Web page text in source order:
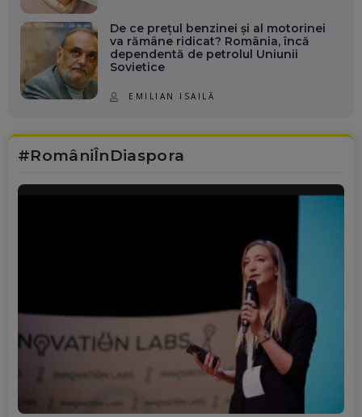
De ce prețul benzinei și al motorinei
va rămâne ridicat? România, încă
dependentă de petrolul Uniunii
Sovietice
EMILIAN ISAILĂ
#RomâniÎnDiaspora